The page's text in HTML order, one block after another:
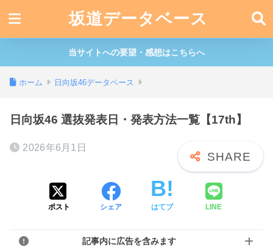
坂道データベース
当サイトへの要望・感想はこちらへ
ホーム 日向坂46データベース
日向坂46 選抜発表日・発表方法一覧【17th】
2026年6月1日
ポスト シェア はてブ LINE
記事内に広告を含みます